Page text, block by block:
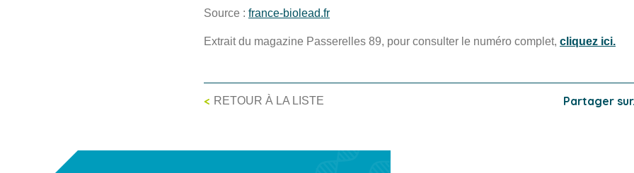
Source : france-biolead.fr
Extrait du magazine Passerelles 89, pour consulter le numéro complet, cliquez ici.
< RETOUR À LA LISTE Partager